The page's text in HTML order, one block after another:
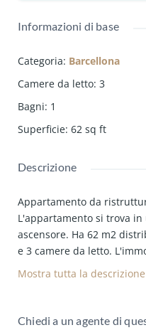
Informazioni di base
Categoria: Barcellona
Camere da letto: 3
Bagni: 1
Superficie: 62 sq ft
Descrizione
Appartamento da
L'appartamento si trova in
ascensore. Ha 62 m2
e 3 camere da letto.
completamente
balcone di 3,90 m2 con
Mostra tutta la descrizione
Chiedi a un agente di